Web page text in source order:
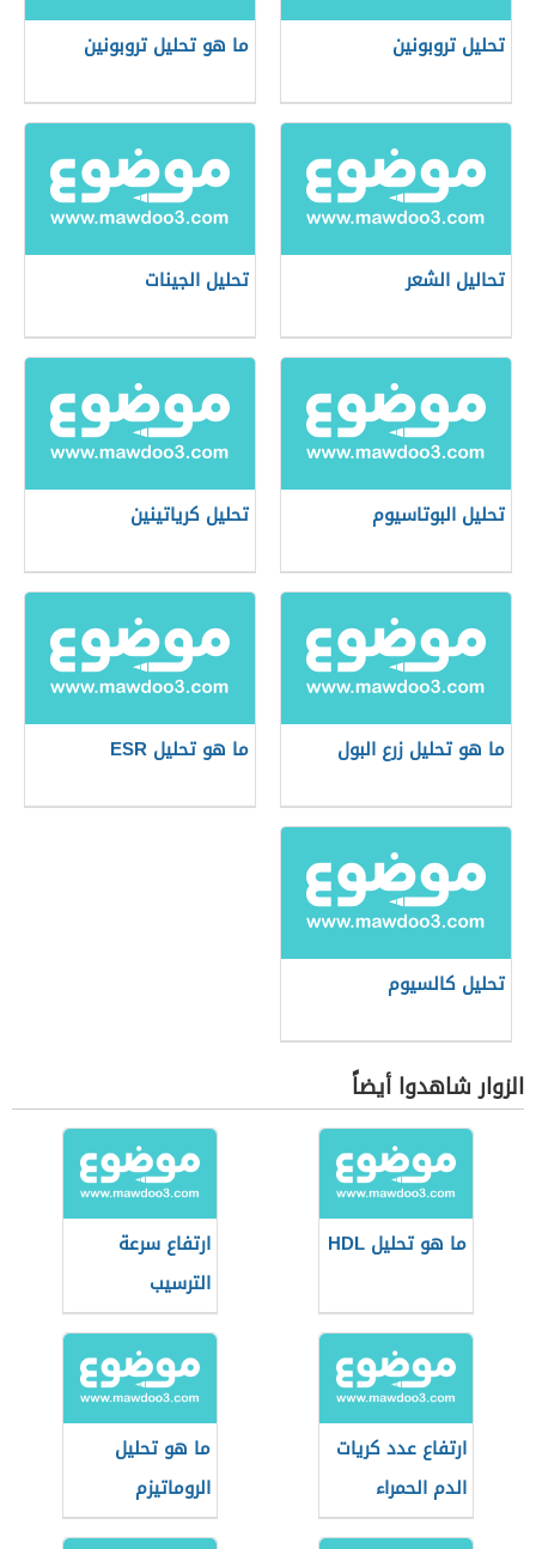
تحليل تروبونين ما هو تحليل تروبونين
تحاليل الشعر تحليل الجينات
تحليل البوتاسيوم تحليل كرياتينين
ما هو تحليل زرع البول ما هو تحليل ESR
تحليل كالسيوم
الزوار شاهدوا أيضاً
ما هو تحليل HDL
ارتفاع سرعة
الترسيب
ارتفاع عدد كريات
الدم الحمراء
ما هو تحليل
الروماتيزم